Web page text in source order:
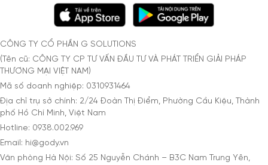
CÔNG TY CỔ PHẦN G SOLUTIONS
(Tên cũ: CÔNG TY CP TƯ VẤN ĐẦU TƯ VÀ PHÁT TRIỂN GIẢI PHÁP
THƯƠNG MẠI VIỆT NAM)
Mã số doanh nghiệp: 0310931464
Địa chỉ trụ sở chính: 2/24 Đoàn Thị Điểm, Phường Cầu Kiệu, Thành
phố Hồ Chí Minh, Việt Nam
Hotline: 0938.002.969
Email: hi@gody.vn
Văn phòng Hà Nội: Số 25 Nguyễn Chánh – B3C Nam Trung Yên,